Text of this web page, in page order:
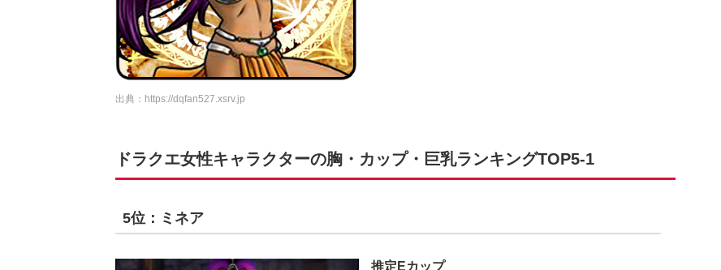
出典： https://dqfan527.xsrv.jp
ドラクエ女性キャラクターの胸・カップ・巨乳ランキングTOP5-1
5位：ミネア
推定Eカップ